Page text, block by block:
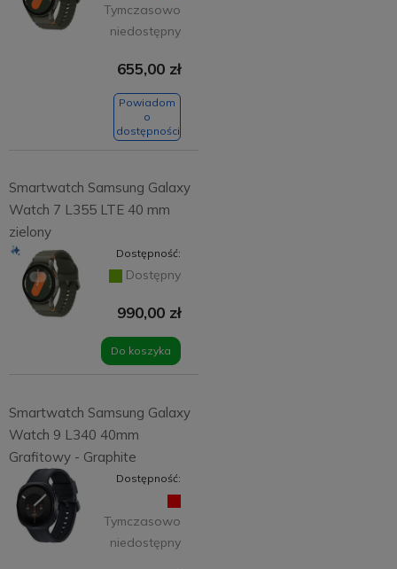
Tymczasowo
niedostępny
655,00 zł
Powiadom
o
dostępności
Smartwatch Samsung Galaxy
Watch 7 L355 LTE 40 mm
zielony
Dostępność:
Dostępny
990,00 zł
Do koszyka
Smartwatch Samsung Galaxy
Watch 9 L340 40mm
Grafitowy - Graphite
Dostępność:
Tymczasowo
niedostępny